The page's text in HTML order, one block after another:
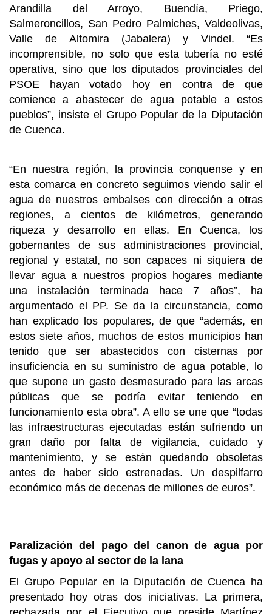
Arandilla del Arroyo, Buendía, Priego,
Salmeroncillos, San Pedro Palmiches, Valdeolivas,
Valle de Altomira (Jabalera) y Vindel. “Es
incomprensible, no solo que esta tubería no esté
operativa, sino que los diputados provinciales del
PSOE hayan votado hoy en contra de que
comience a abastecer de agua potable a estos
pueblos”, insiste el Grupo Popular de la Diputación
de Cuenca.
“En nuestra región, la provincia conquense y en
esta comarca en concreto seguimos viendo salir el
agua de nuestros embalses con dirección a otras
regiones, a cientos de kilómetros, generando
riqueza y desarrollo en ellas. En Cuenca, los
gobernantes de sus administraciones provincial,
regional y estatal, no son capaces ni siquiera de
llevar agua a nuestros propios hogares mediante
una instalación terminada hace 7 años”, ha
argumentado el PP. Se da la circunstancia, como
han explicado los populares, de que “además, en
estos siete años, muchos de estos municipios han
tenido que ser abastecidos con cisternas por
insuficiencia en su suministro de agua potable, lo
que supone un gasto desmesurado para las arcas
públicas que se podría evitar teniendo en
funcionamiento esta obra”. A ello se une que “todas
las infraestructuras ejecutadas están sufriendo un
gran daño por falta de vigilancia, cuidado y
mantenimiento, y se están quedando obsoletas
antes de haber sido estrenadas. Un despilfarro
económico más de decenas de millones de euros”.
Paralización del pago del canon de agua por
fugas y apoyo al sector de la lana
El Grupo Popular en la Diputación de Cuenca ha
presentado hoy otras dos iniciativas. La primera,